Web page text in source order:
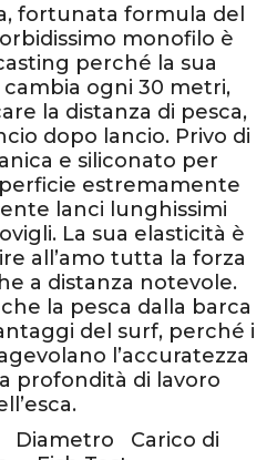
fortunata formula del
monofilo è
perché la sua
ogni 30 metri,
la distanza di pesca,
dopo lancio. Privo di
e siliconato per
estremamente
lanci lunghissimi
La sua elasticità è
all’amo tutta la forza
a distanza notevole.
la pesca dalla barca
del surf, perché i
l’accuratezza
profondità di lavoro
Carico di